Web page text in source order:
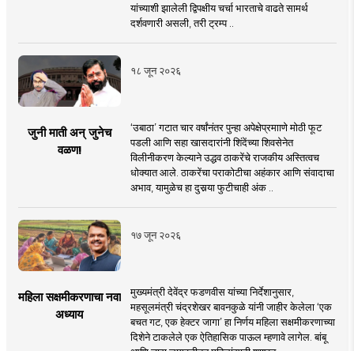
यांच्याशी झालेली द्विपक्षीय चर्चा भारताचे वाढते सामर्थ
दर्शवणारी असली, तरी ट्रम्प ..
१८ जून २०२६
जुनी माती अन् जुनेच
वळण!
‘उबाठा’ गटात चार वर्षांनंतर पुन्हा अपेक्षेप्रमााणे मोठी फूट
पडली आणि सहा खासदारांनी शिंदेंच्या शिवसेनेत
विलीनीकरण केल्याने उद्धव ठाकरेंचे राजकीय अस्तित्वच
धोक्यात आले. ठाकरेंचा पराकोटीचा अहंकार आणि संवादाचा
अभाव, यामुळेच हा दुसर्‍या फुटीचाही अंक ..
१७ जून २०२६
महिला सक्षमीकरणाचा नवा
अध्याय
मुख्यमंत्री देवेंद्र फडणवीस यांच्या निर्देशानुसार,
महसूलमंत्री चंद्रशेखर बावनकुळे यांनी जाहीर केलेला ‘एक
बचत गट, एक हेक्टर जागा’ हा निर्णय महिला सक्षमीकरणाच्या
दिशेने टाकलेले एक ऐतिहासिक पाऊल म्हणावे लागेल. बांबू